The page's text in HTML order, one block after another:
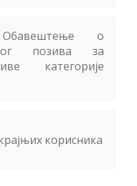
о
позива за
категорије
корисника